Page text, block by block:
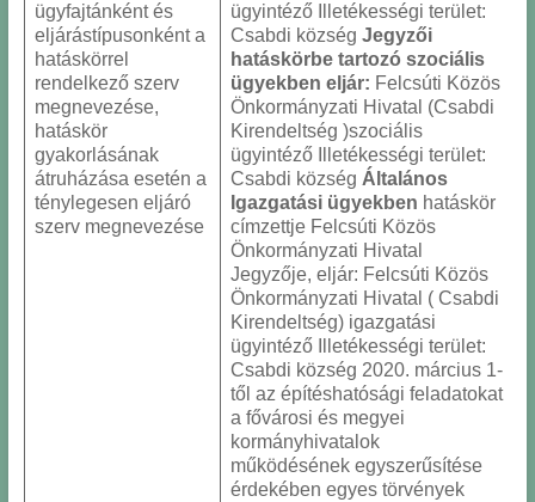
ügyfajtánként és
eljárástípusonként a
hatáskörrel
rendelkező szerv
megnevezése,
hatáskör
gyakorlásának
átruházása esetén a
ténylegesen eljáró
szerv megnevezése
ügyintéző Illetékességi terület:
Csabdi község Jegyzői
hatáskörbe tartozó szociális
ügyekben eljár: Felcsúti Közös
Önkormányzati Hivatal (Csabdi
Kirendeltség )szociális
ügyintéző Illetékességi terület:
Csabdi község Általános
Igazgatási ügyekben hatáskör
címzettje Felcsúti Közös
Önkormányzati Hivatal
Jegyzője, eljár: Felcsúti Közös
Önkormányzati Hivatal ( Csabdi
Kirendeltség) igazgatási
ügyintéző Illetékességi terület:
Csabdi község 2020. március 1-
től az építéshatósági feladatokat
a fővárosi és megyei
kormányhivatalok
működésének egyszerűsítése
érdekében egyes törvények